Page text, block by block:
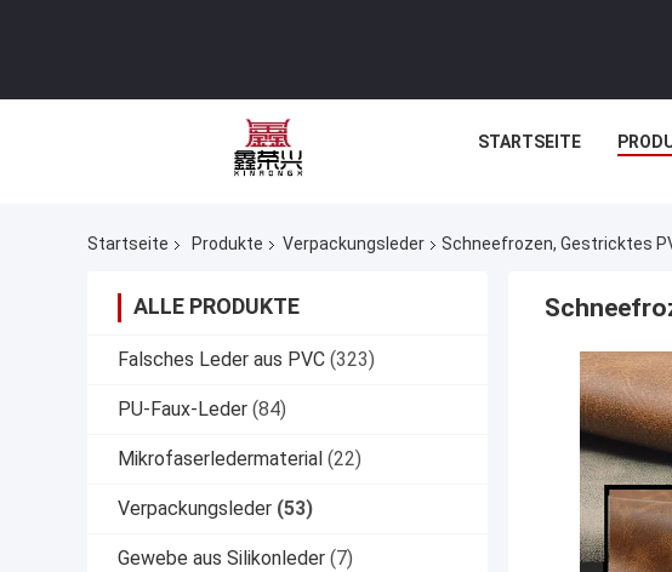
STARTSEITE
Startseite Produkte Verpackungsleder Schneefrozen, Gestricktes
ALLE PRODUKTE
Falsches Leder aus PVC (323)
PU-Faux-Leder (84)
Mikrofaserledermaterial (22)
Verpackungsleder (53)
Gewebe aus Silikonleder (7)